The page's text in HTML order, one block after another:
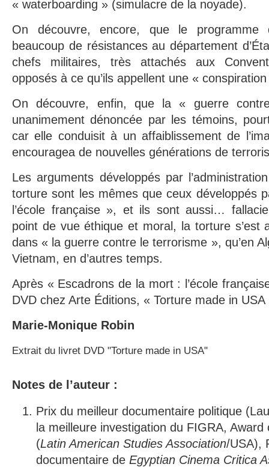
« waterboarding » (simulacre de la noyade).
On découvre, encore, que le
beaucoup de résistances au département
chefs militaires, très attachés aux
opposés à ce qu’ils appellent une «
On découvre, enfin, que la « guerre
unanimement dénoncée par les témoins,
car elle conduisit à un affaiblissement de
encouragea de nouvelles générations de
Les arguments développés par
torture sont les mêmes que ceux développés
l’école française », et ils sont aussi…
point de vue éthique et moral, la torture s’est
dans « la guerre contre le terrorisme », qu’en
Vietnam, en d’autres temps.
Après « Escadrons de la mort : l’école
DVD chez Arte Éditions, « Torture made in
Marie-Monique Robin
Extrait du livret DVD "Torture made in USA"
Notes de l’auteur :
Prix du meilleur documentaire politique
la meilleure investigation du FIGRA,
(Latin American Studies Association/USA),
documentaire de Egyptian Cinema Critica